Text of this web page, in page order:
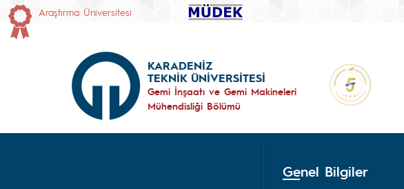
Araştırma Üniversitesi
KARADENİZ
TEKNİK ÜNİVERSİTESİ
Gemi İnşaatı ve Gemi Makineleri
Mühendisliği Bölümü
Genel Bilgiler